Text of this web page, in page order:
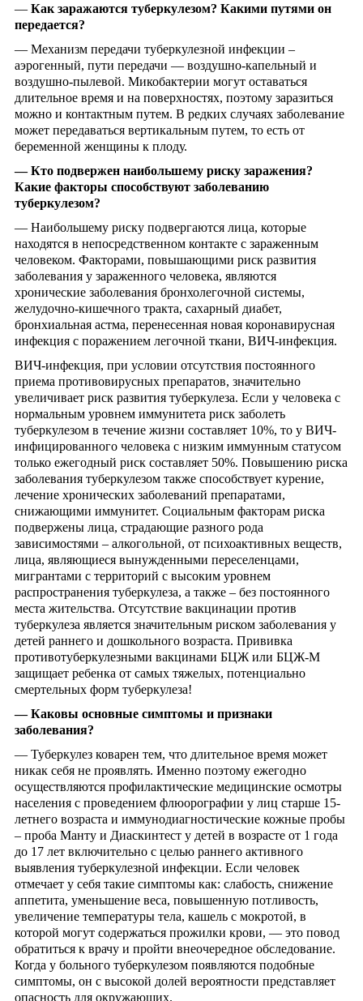
— Как заражаются туберкулезом? Какими путями он
передается?
— Механизм передачи туберкулезной инфекции –
аэрогенный, пути передачи — воздушно-капельный и
воздушно-пылевой. Микобактерии могут оставаться
длительное время и на поверхностях, поэтому заразиться
можно и контактным путем. В редких случаях заболевание
может передаваться вертикальным путем, то есть от
беременной женщины к плоду.
—Кто подвержен наибольшему риску заражения?
Какие факторы способствуют заболеванию
туберкулезом?
— Наибольшему риску подвергаются лица, которые
находятся в непосредственном контакте с зараженным
человеком. Факторами, повышающими риск развития
заболевания у зараженного человека, являются
хронические заболевания бронхолегочной системы,
желудочно-кишечного тракта, сахарный диабет,
бронхиальная астма, перенесенная новая коронавирусная
инфекция с поражением легочной ткани, ВИЧ-инфекция.
ВИЧ-инфекция, при условии отсутствия постоянного
приема противовирусных препаратов, значительно
увеличивает риск развития туберкулеза. Если у человека с
нормальным уровнем иммунитета риск заболеть
туберкулезом в течение жизни составляет 10%, то у ВИЧ-
инфицированного человека с низким иммунным статусом
только ежегодный риск составляет 50%. Повышению риска
заболевания туберкулезом также способствует курение,
лечение хронических заболеваний препаратами,
снижающими иммунитет. Социальным факторам риска
подвержены лица, страдающие разного рода
зависимостями – алкогольной, от психоактивных веществ,
лица, являющиеся вынужденными переселенцами,
мигрантами с территорий с высоким уровнем
распространения туберкулеза, а также – без постоянного
места жительства. Отсутствие вакцинации против
туберкулеза является значительным риском заболевания у
детей раннего и дошкольного возраста. Прививка
противотуберкулезными вакцинами БЦЖ или БЦЖ-М
защищает ребенка от самых тяжелых, потенциально
смертельных форм туберкулеза!
—Каковы основные симптомы и признаки
заболевания?
— Туберкулез коварен тем, что длительное время может
никак себя не проявлять. Именно поэтому ежегодно
осуществляются профилактические медицинские осмотры
населения с проведением флюорографии у лиц старше 15-
летнего возраста и иммунодиагностические кожные пробы
– проба Манту и Диаскинтест у детей в возрасте от 1 года
до 17 лет включительно с целью раннего активного
выявления туберкулезной инфекции. Если человек
отмечает у себя такие симптомы как: слабость, снижение
аппетита, уменьшение веса, повышенную потливость,
увеличение температуры тела, кашель с мокротой, в
которой могут содержаться прожилки крови, — это повод
обратиться к врачу и пройти внеочередное обследование.
Когда у больного туберкулезом появляются подобные
симптомы, он с высокой долей вероятности представляет
опасность для окружающих.